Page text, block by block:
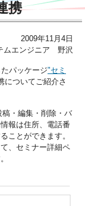
携
2009年11月4日
ムエンジニア 野沢
パッケージ"セミ
についてご紹介さ
・編集・削除・バ
報は住所、電話番
ことができます。
、セミナー詳細ペ